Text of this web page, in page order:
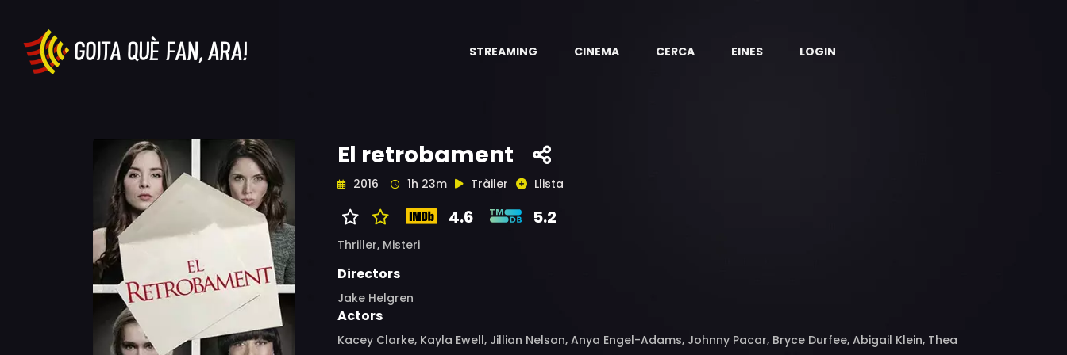
STREAMING CINEMA CERCA EINES LOGIN
El retrobament
2016 1h 23m Tràiler Llista
4.6 5.2
Thriller, Misteri
Directors
Jake Helgren
Actors
Kacey Clarke, Kayla Ewell, Jillian Nelson, Anya Engel-Adams, Johnny Pacar, Bryce Durfee, Abigail Klein, Thea